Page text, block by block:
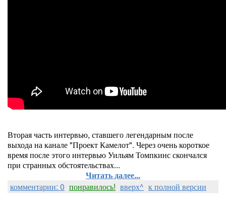
Вторая часть интервью, ставшего легендарным после
выхода на канале "Проект Камелот". Через очень короткое
время после этого интервью Уильям Томпкинс скончался
при странных обстоятельствах...
Читать далее...
комментарии: 0 понравилось! вверх^ к полной версии